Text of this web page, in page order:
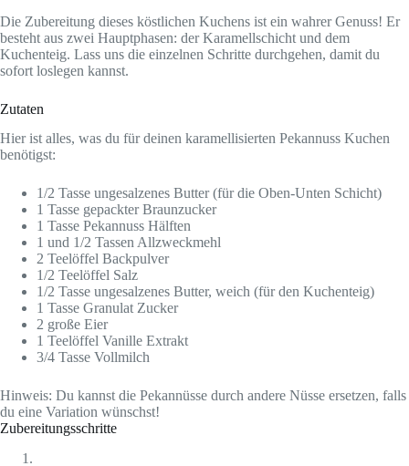
Die Zubereitung dieses köstlichen Kuchens ist ein wahrer Genuss! Er
besteht aus zwei Hauptphasen: der Karamellschicht und dem
Kuchenteig. Lass uns die einzelnen Schritte durchgehen, damit du
sofort loslegen kannst.
Zutaten
Hier ist alles, was du für deinen karamellisierten Pekannuss Kuchen
benötigst:
1/2 Tasse ungesalzenes Butter (für die Oben-Unten Schicht)
1 Tasse gepackter Braunzucker
1 Tasse Pekannuss Hälften
1 und 1/2 Tassen Allzweckmehl
2 Teelöffel Backpulver
1/2 Teelöffel Salz
1/2 Tasse ungesalzenes Butter, weich (für den Kuchenteig)
1 Tasse Granulat Zucker
2 große Eier
1 Teelöffel Vanille Extrakt
3/4 Tasse Vollmilch
Hinweis: Du kannst die Pekannüsse durch andere Nüsse ersetzen, falls
du eine Variation wünschst!
Zubereitungsschritte